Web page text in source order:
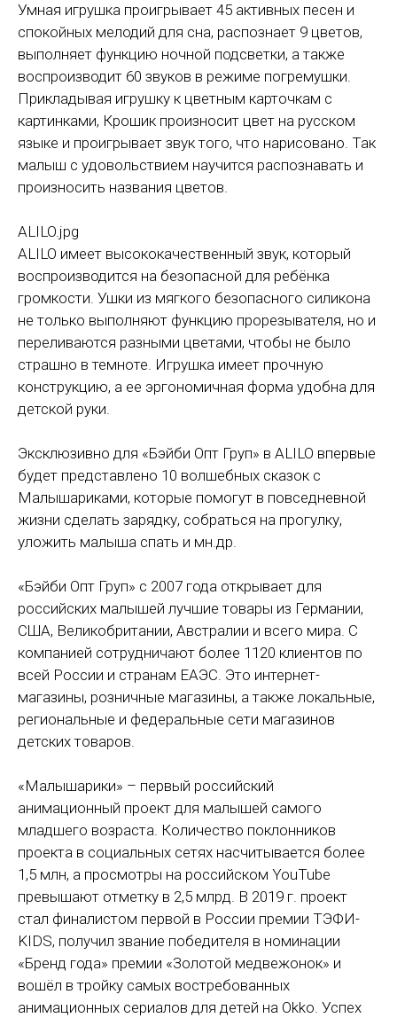
Умная игрушка проигрывает 45 активных песен и
спокойных мелодий для сна, распознает 9 цветов,
выполняет функцию ночной подсветки, а также
воспроизводит 60 звуков в режиме погремушки.
Прикладывая игрушку к цветным карточкам с
картинками, Крошик произносит цвет на русском
языке и проигрывает звук того, что нарисовано. Так
малыш с удовольствием научится распознавать и
произносить названия цветов.
ALILO.jpg
ALILO имеет высококачественный звук, который
воспроизводится на безопасной для ребёнка
громкости. Ушки из мягкого безопасного силикона
не только выполняют функцию прорезывателя, но и
переливаются разными цветами, чтобы не было
страшно в темноте. Игрушка имеет прочную
конструкцию, а ее эргономичная форма удобна для
детской руки.
Эксклюзивно для «Бэйби Опт Груп» в ALILO впервые
будет представлено 10 волшебных сказок с
Малышариками, которые помогут в повседневной
жизни сделать зарядку, собраться на прогулку,
уложить малыша спать и мн.др.
«Бэйби Опт Груп» с 2007 года открывает для
российских малышей лучшие товары из Германии,
США, Великобритании, Австралии и всего мира. С
компанией сотрудничают более 1120 клиентов по
всей России и странам ЕАЭС. Это интернет-
магазины, розничные магазины, а также локальные,
региональные и федеральные сети магазинов
детских товаров.
«Малышарики» – первый российский
анимационный проект для малышей самого
младшего возраста. Количество поклонников
проекта в социальных сетях насчитывается более
1,5 млн, а просмотры на российском YouTube
превышают отметку в 2,5 млрд. В 2019 г. проект
стал финалистом первой в России премии ТЭФИ-
KIDS, получил звание победителя в номинации
«Бренд года» премии «Золотой медвежонок» и
вошёл в тройку самых востребованных
анимационных сериалов для детей на Okko. Успех